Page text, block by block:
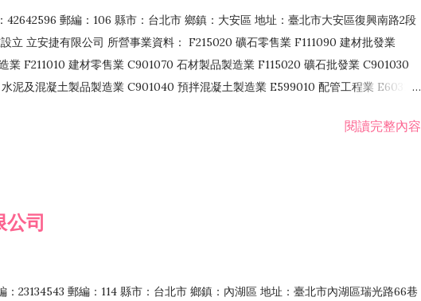
42642596 郵編：106 縣市：台北市 鄉鎮：大安區 地址：臺北市大安區復興南路2段
立 立安捷有限公司 所營事業資料： F215020 礦石零售業 F111090 建材批發業
業 F211010 建材零售業 C901070 石材製品製造業 F115020 礦石批發業 C901030
泥及混凝土製品製造業 C901040 預拌混凝土製造業 E599010 配管工程業 E603110
食品什貨批發業 F106020 日常用品批發業 F108031 醫療器材批發業閱讀完整內容
司
：23134543 郵編：114 縣市：台北市 鄉鎮：內湖區 地址：臺北市內湖區瑞光路66巷